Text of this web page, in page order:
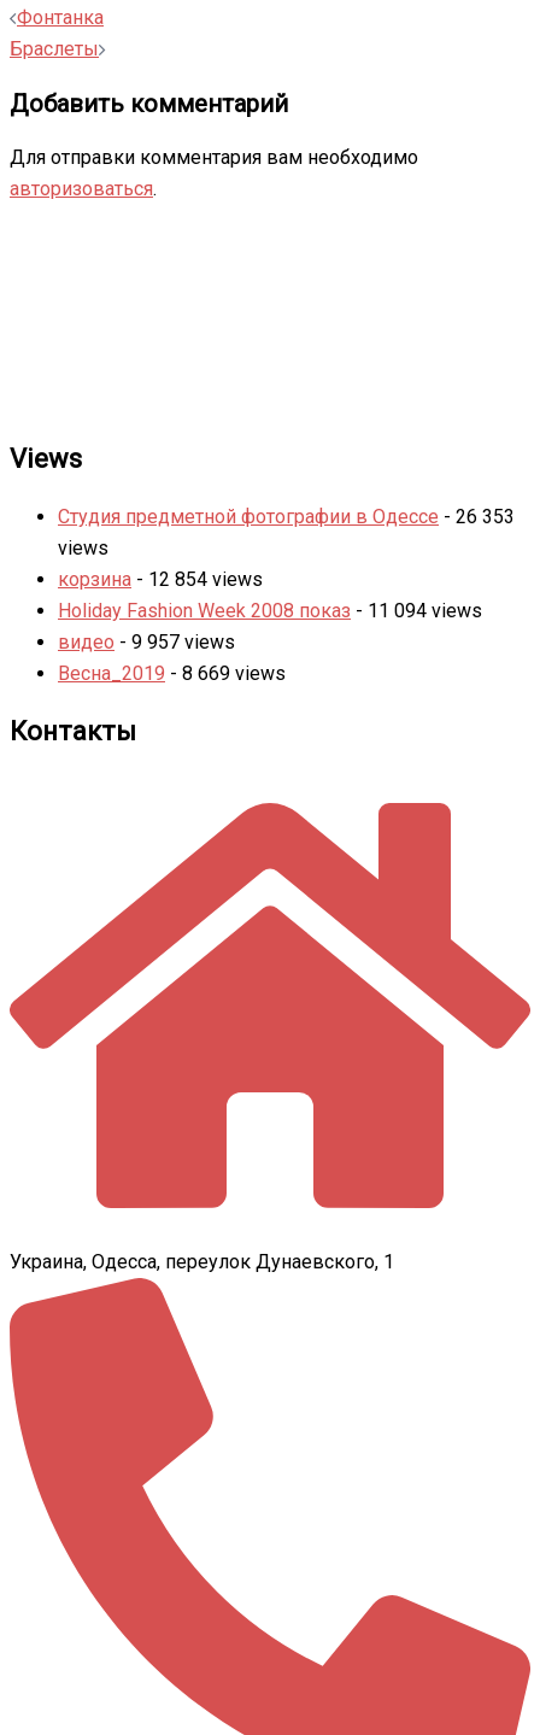
Навигация
записи
Фонтанка
Браслеты
Добавить комментарий
Для отправки комментария вам необходимо
авторизоваться.
Views
Студия предметной фотографии в Одессе - 26 353
views
корзина - 12 854 views
Holiday Fashion Week 2008 показ - 11 094 views
видео - 9 957 views
Весна_2019 - 8 669 views
Контакты
Украина, Одесса, переулок Дунаевского, 1